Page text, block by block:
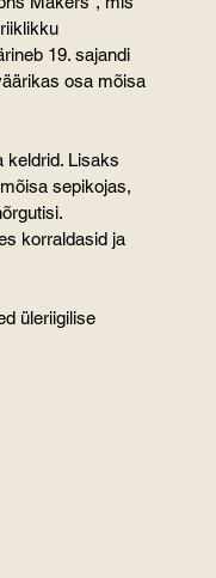
19. sajandi
osa mõisa
keldrid. Lisaks
sepikojas,
korraldasid ja
üleriigilise